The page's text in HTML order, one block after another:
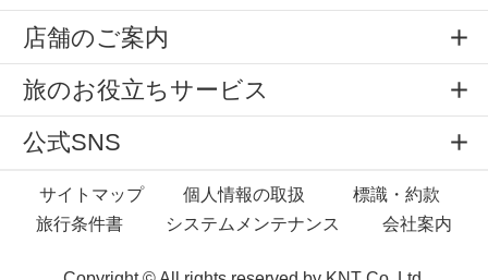
店舗のご案内
旅のお役立ちサービス
公式SNS
サイトマップ 個人情報の取扱
標識・約款
旅行条件書
システムメンテナンス 会社案内